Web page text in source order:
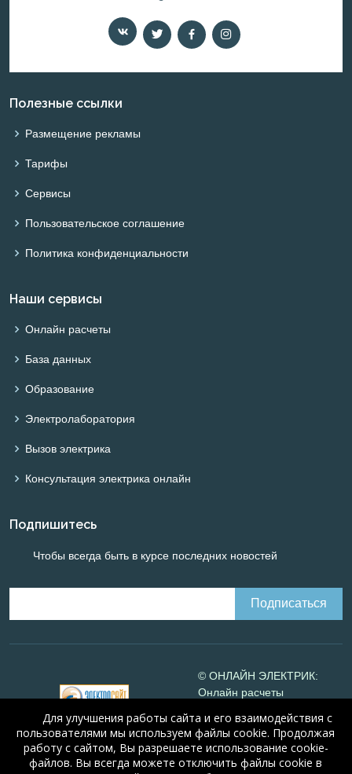
Полезные ссылки
Размещение рекламы
Тарифы
Сервисы
Пользовательское соглашение
Политика конфиденциальности
Наши сервисы
Онлайн расчеты
База данных
Образование
Электролаборатория
Вызов электрика
Консультация электрика онлайн
Подпишитесь
Чтобы всегда быть в курсе последних новостей
© ОНЛАЙН ЭЛЕКТРИК:
Онлайн расчеты
Online-electric.ru, 2008-
2026
© А.Н. Алюнов, 2008-2026
Для улучшения работы сайта и его взаимодействия с
пользователями мы используем файлы cookie. Продолжая
работу с сайтом, Вы разрешаете использование cookie-
файлов. Вы всегда можете отключить файлы cookie в